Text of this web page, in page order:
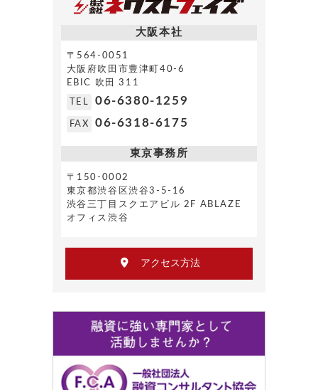
大阪本社
〒564-0051
大阪府吹田市豊津町40-6
EBIC 吹田 311
TEL 06-6380-1259
FAX 06-6318-6175
東京事務所
〒150-0002
東京都渋谷区渋谷3-5-16
渋谷三丁目スクエアビル 2F ABLAZE
オフィス渋谷
アクセス方法